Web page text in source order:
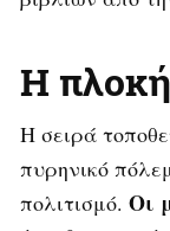
Η πλοκή
Η σειρά
πυρηνικό
πολιτισμό. Οι